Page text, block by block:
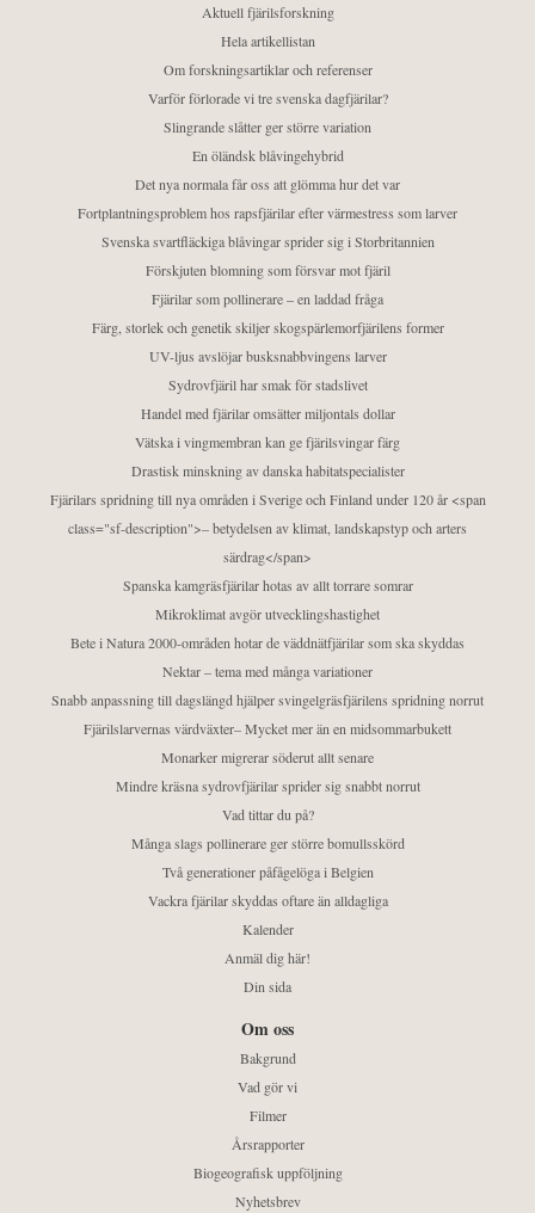
Aktuell fjärilsforskning
Hela artikellistan
Om forskningsartiklar och referenser
Varför förlorade vi tre svenska dagfjärilar?
Slingrande slåtter ger större variation
En öländsk blåvingehybrid
Det nya normala får oss att glömma hur det var
Fortplantningsproblem hos rapsfjärilar efter värmestress som larver
Svenska svartfläckiga blåvingar sprider sig i Storbritannien
Förskjuten blomning som försvar mot fjäril
Fjärilar som pollinerare – en laddad fråga
Färg, storlek och genetik skiljer skogspärlemorfjärilens former
UV-ljus avslöjar busksnabbvingens larver
Sydrovfjäril har smak för stadslivet
Handel med fjärilar omsätter miljontals dollar
Vätska i vingmembran kan ge fjärilsvingar färg
Drastisk minskning av danska habitatspecialister
Fjärilars spridning till nya områden i Sverige och Finland under 120 år <span
class="sf-description">– betydelsen av klimat, landskapstyp och arters
särdrag</span>
Spanska kamgräsfjärilar hotas av allt torrare somrar
Mikroklimat avgör utvecklingshastighet
Bete i Natura 2000-områden hotar de väddnätfjärilar som ska skyddas
Nektar – tema med många variationer
Snabb anpassning till dagslängd hjälper svingelgräsfjärilens spridning norrut
Fjärilslarvernas värdväxter– Mycket mer än en midsommarbukett
Monarker migrerar söderut allt senare
Mindre kräsna sydrovfjärilar sprider sig snabbt norrut
Vad tittar du på?
Många slags pollinerare ger större bomullsskörd
Två generationer påfågelöga i Belgien
Vackra fjärilar skyddas oftare än alldagliga
Kalender
Anmäl dig här!
Din sida
Om oss
Bakgrund
Vad gör vi
Filmer
Årsrapporter
Biogeografisk uppföljning
Nyhetsbrev